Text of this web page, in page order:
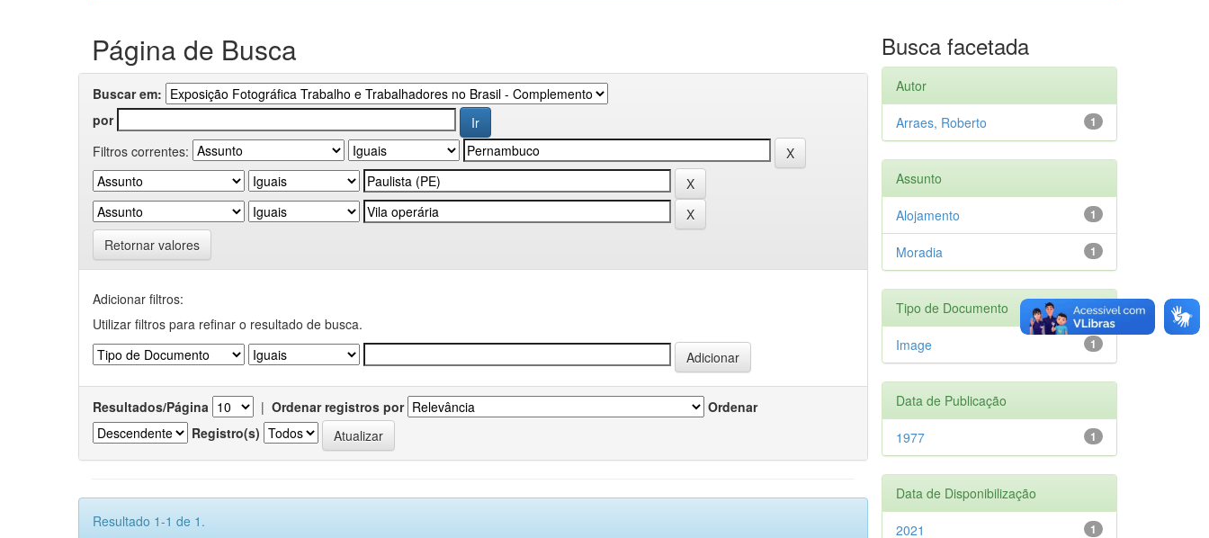
Página de Busca
Buscar em:
por
Filtros correntes:
Retornar valores
Adicionar filtros:
Utilizar filtros para refinar o resultado de busca.
Resultados/Página | Ordenar registros por
Ordenar
Registro(s)
Resultado 1-1 de 1.
Busca facetada
Autor
1
Arraes, Roberto
Assunto
1
Alojamento
1
Moradia
Tipo de Documento
1
Image
Data de Publicação
1
1977
Data de Disponibilização
1
2021